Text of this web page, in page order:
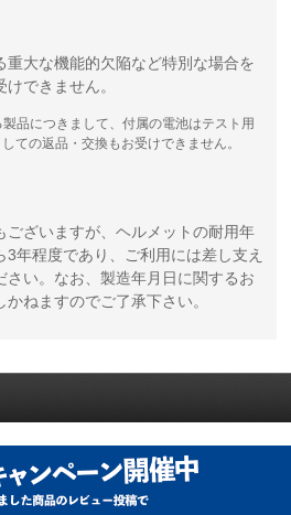
重大な機能的欠陥など特別な場合を
できません。
品につきまして、付属の電池はテスト用
ての返品・交換もお受けできません。
ございますが、ヘルメットの耐用年
3年程度であり、ご利用には差し支え
さい。なお、製造年月日に関するお
ねますのでご了承下さい。